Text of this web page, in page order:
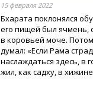
15 февраля 2022
Бхарата поклонялся
его пищей был ячмень,
в коровьей моче.
думал: «Если Рама
наслаждаться здесь, в
жил, как садху, в хижине